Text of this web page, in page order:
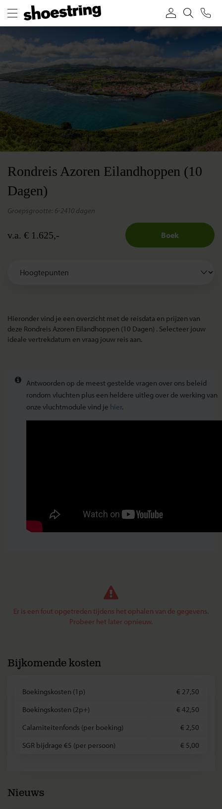
Rondreis Azoren Eilandhoppen (10
Dagen)
Boek
v.a. € 1.625,-
groepsgrootte: 6-24 10 dagen
Hieronder vind je een overzicht met de reisdata en prijzen van
deze Rondreis Azoren Eilandhoppen (10 Dagen) . Selecteer jouw
ideale vertrekdatum en vraag jouw reis aan.
Antwoorden op de meest gestelde vragen over ons beleid
rondom vluchten plus een heldere uitleg over de werking van
onze vluchtmodule vind je hier.
Er is een fout opgetreden tijdens het ophalen van de gegevens.
Probeer het later opnieuw.
Bijkomende kosten
Boekingskosten (1p)
€ 27,50
Boekingskosten (2p+)
€ 42,50
Calamiteitenfonds (per boeking)
€ 2,50
SGR bijdrage €5 (per persoon)
€ 5,00
Nieuws